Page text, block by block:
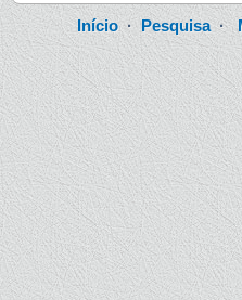
Início · Pesquisa·